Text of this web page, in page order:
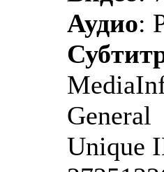
Аудио:
General
Unique